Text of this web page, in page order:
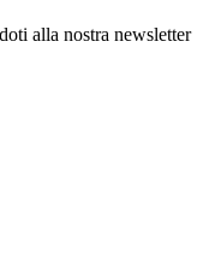
alla nostra newsletter